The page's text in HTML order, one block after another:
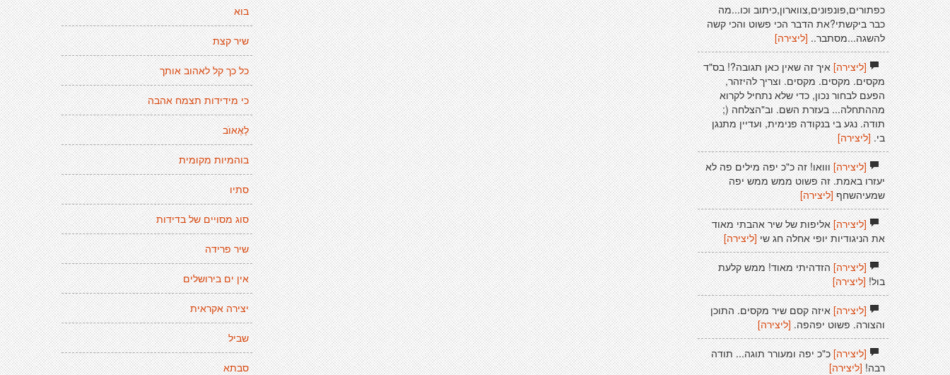
בוא
שיר קצת
כל כך קל לאהוב אותך
כי מידידות תצמח אהבה
לֶאֶאוׂב
בוהמיות מקומית
סתיו
סוג מסויים של בדידות
שיר פרידה
אין ים בירושלים
יצירה אקראית
שביל
סבתא
כפתורים,פונפונים,צווארון,כיתוב וכו...מה
כבר ביקשתי?את הדבר הכי פשוט והכי קשה
להשגה...מסתבר.. [ליצירה]
[ליצירה]איך זה שאין כאן תגובה?! בס"ד
מקסים. מקסים. מקסים. וצריך להיזהר,
הפעם לבחור נכון, כדי שלא נתחיל לקרוא
מההתחלה... בעזרת השם. וב"הצלחה (;
תודה. נגע בי בנקודה פנימית, ועדיין מתנגן
בי. [ליצירה]
[ליצירה]ווואו! זה כ"כ יפה מילים פה לא
יעזרו באמת. זה פשוט ממש ממש יפה
שמעיהשחף [ליצירה]
[ליצירה]אליפות של שיר אהבתי מאוד
את הניגודיות יופי אחלה חג שי [ליצירה]
[ליצירה]הזדהיתי מאוד! ממש קלעת
בול![ליצירה]
[ליצירה]איזה קסם שיר מקסים. התוכן
והצורה. פשוט יפהפה. [ליצירה]
[ליצירה]כ"כ יפה ומעורר תוגה... תודה
רבה! [ליצירה]